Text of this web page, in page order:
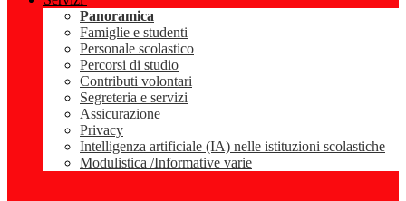
Panoramica
Famiglie e studenti
Personale scolastico
Percorsi di studio
Contributi volontari
Segreteria e servizi
Assicurazione
Privacy
Intelligenza artificiale (IA) nelle istituzioni scolastiche
Modulistica /Informative varie